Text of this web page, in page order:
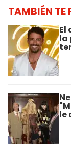
TAMBIÉN TE
El
la
le